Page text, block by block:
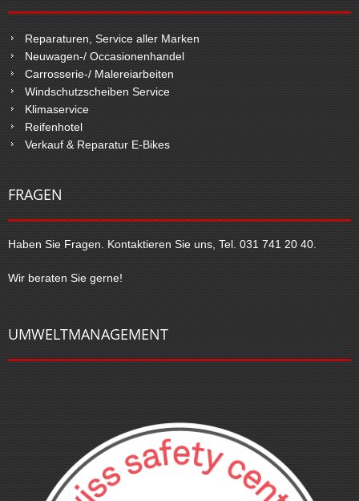
Reparaturen, Service aller Marken
Neuwagen-/ Occasionenhandel
Carrosserie-/ Malereiarbeiten
Windschutzscheiben Service
Klimaservice
Reifenhotel
Verkauf & Reparatur E-Bikes
FRAGEN
Haben Sie Fragen. Kontaktieren Sie uns, Tel. 031 741 20 40.
Wir beraten Sie gerne!
UMWELTMANAGEMENT